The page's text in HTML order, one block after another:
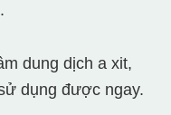
dung dịch a xit,
dụng được ngay.